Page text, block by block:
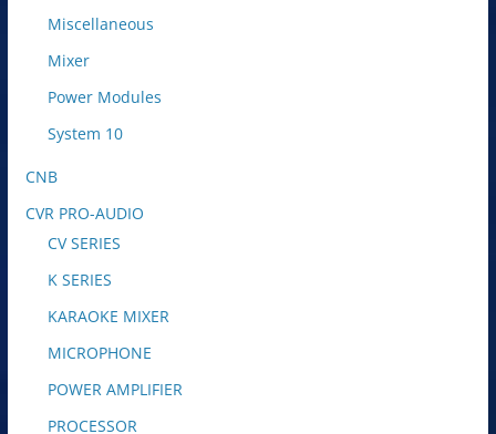
Miscellaneous
Mixer
Power Modules
System 10
CNB
CVR PRO-AUDIO
CV SERIES
K SERIES
KARAOKE MIXER
MICROPHONE
POWER AMPLIFIER
PROCESSOR